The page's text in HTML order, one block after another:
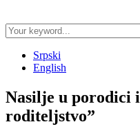
Srpski
English
Nasilje u porodici
roditeljstvo”